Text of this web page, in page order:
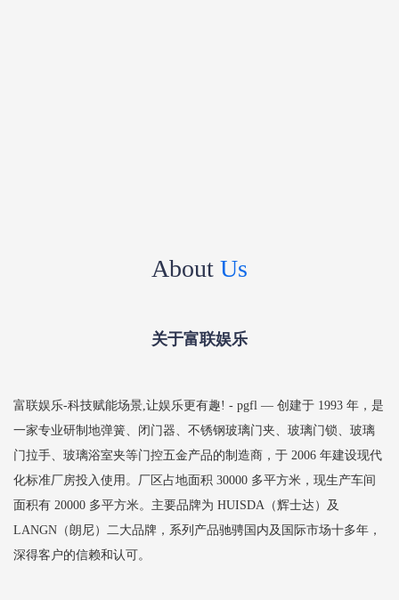
About Us
关于富联娱乐
富联娱乐-科技赋能场景,让娱乐更有趣! - pgfl — 创建于 1993 年，是
一家专业研制地弹簧、闭门器、不锈钢玻璃门夹、玻璃门锁、玻璃
门拉手、玻璃浴室夹等门控五金产品的制造商，于 2006 年建设现代
化标准厂房投入使用。厂区占地面积 30000 多平方米，现生产车间
面积有 20000 多平方米。主要品牌为 HUISDA（辉士达）及
LANGN（朗尼）二大品牌，系列产品驰骋国内及国际市场十多年，
深得客户的信赖和认可。